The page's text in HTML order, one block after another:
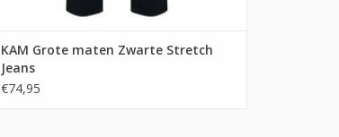
KAM Grote maten Zwarte Stretch
Jeans
€74,95